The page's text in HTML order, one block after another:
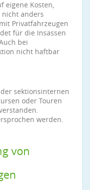
eigene Kosten,
anders
Privatfahrzeugen
für die Insassen
bei
nicht haftbar
sektionsinternen
oder Touren
werden.
von